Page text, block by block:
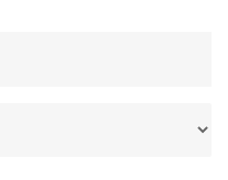
voor uw
in een andere plaats of